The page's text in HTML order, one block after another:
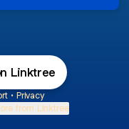
Linktree
• Privacy
from Linktree